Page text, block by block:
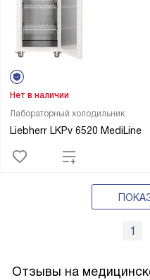
Лабораторный холодильник
Liebherr LKPv 6520 MediLine
Нет в наличии
1
Отзывы на